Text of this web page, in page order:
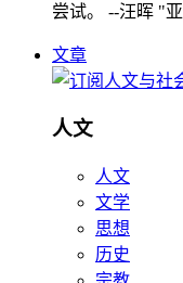
尝试。 --汪晖 "
文章
人文
人文
文学
思想
历史